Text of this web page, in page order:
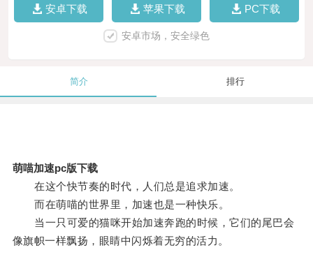
安卓下载 苹果下载 PC下载
安卓市场，安全绿色
简介 排行
萌喵加速pc版下载
在这个快节奏的时代，人们总是追求加速。
而在萌喵的世界里，加速也是一种快乐。
当一只可爱的猫咪开始加速奔跑的时候，它们的尾巴会
像旗帜一样飘扬，眼睛中闪烁着无穷的活力。